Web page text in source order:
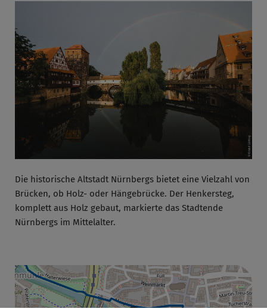
Die historische Altstadt Nürnbergs bietet eine Vielzahl von
Brücken, ob Holz- oder Hängebrücke. Der Henkersteg,
komplett aus Holz gebaut, markierte das Stadtende
Nürnbergs im Mittelalter.